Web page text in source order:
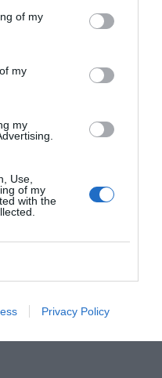
of my
my
my
Use,
of my
with the
Privacy Policy